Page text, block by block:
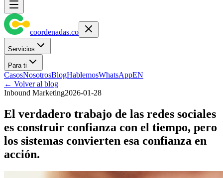
coordenadas.co
Servicios
Para ti
CasosNosotrosBlogHablemosWhatsAppEN
← Volver al blog
Inbound Marketing2026-01-28
El verdadero trabajo de las redes sociales
es construir confianza con el tiempo, pero
los sistemas convierten esa confianza en
acción.